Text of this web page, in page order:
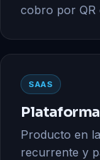
cobro por QR
SAAS
Producto en
recurrente y